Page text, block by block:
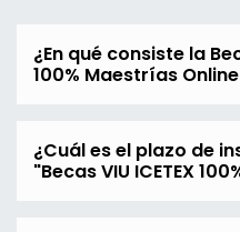
¿En qué consiste la
100% Maestrías
¿Cuál es el plazo de
"Becas VIU ICETEX